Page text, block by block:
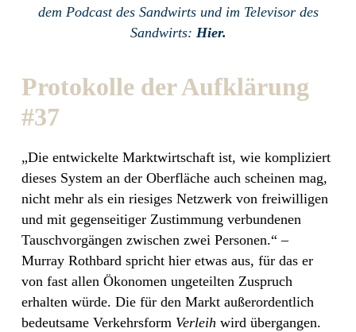
dem Podcast des Sandwirts und im Televisor des
Sandwirts: Hier.
Protokolle der Aufklärung
#37
„Die entwickelte Marktwirtschaft ist, wie kompliziert
dieses System an der Oberfläche auch scheinen mag,
nicht mehr als ein riesiges Netzwerk von freiwilligen
und mit gegenseitiger Zustimmung verbundenen
Tauschvorgängen zwischen zwei Personen.“–
Murray Rothbard spricht hier etwas aus, für das er
von fast allen Ökonomen ungeteilten Zuspruch
erhalten würde. Die für den Markt außerordentlich
bedeutsame Verkehrsform Verleih wird übergangen.